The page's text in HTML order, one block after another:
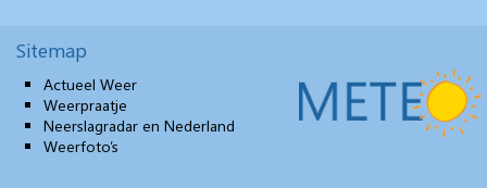
Sitemap
Actueel Weer
Weerpraatje
Neerslagradar en Nederland
Weerfoto’s